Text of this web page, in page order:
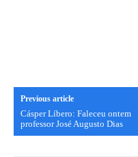
Previous article
Cásper Líbero: Faleceu ontem
professor José Augusto Dias